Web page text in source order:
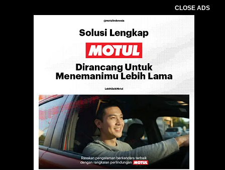
CLOSE ADS